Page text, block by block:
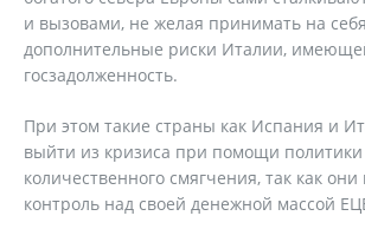
и вызовами, не желая принимать на
дополнительные риски Италии,
госзадолженность.
При этом такие страны как Испания и
выйти из кризиса при помощи политики
количественного смягчения, так как
контроль над своей денежной массой